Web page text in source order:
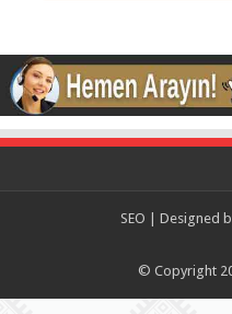
SEO | Designed
© Copyright